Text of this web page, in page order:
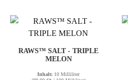
RAWS™ SALT - TRIPLE
MELON
Inhalt: 10 Milliliter